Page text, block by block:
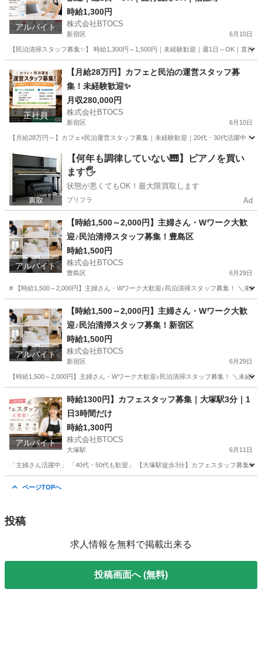
アルバイト
時給1,300円
株式会社BTOCS
新宿区 6月10日
【民泊清掃スタッフ募集✨】 時給1,300円～1,500円｜未経験歓迎｜週1日～OK｜直
清掃
正社員
【月給28万円】カフェと民泊の運営スタッフ募
集！未経験歓迎✨
月収280,000円
株式会社BTOCS
新宿区 6月10日
【月給28万円～】カフェ×民泊運営スタッフ募集｜未経験歓迎｜20代・30代活躍中
東京 新宿区 その他
【何年も調律していない🎹】ピアノを買い
ます🖐️
状態が悪くてもOK！最大限買取します
プリフラ Ad
アルバイト
【時給1,500～2,000円】主婦さん・Wワーク大歓
迎♪民泊清掃スタッフ募集！豊島区
時給1,500円
株式会社BTOCS
豊島区 6月29日
# 【時給1,500～2,000円】主婦さん・Wワーク大歓迎♪民泊清掃スタッフ募集！ ＼未
清掃
アルバイト
【時給1,500～2,000円】主婦さん・Wワーク大歓
迎♪民泊清掃スタッフ募集！新宿区
時給1,500円
株式会社BTOCS
新宿区 6月29日
【時給1,500～2,000円】主婦さん・Wワーク大歓迎♪民泊清掃スタッフ募集！ ＼未経
清掃 スタッフ
アルバイト
時給1300円】カフェスタッフ募集｜大塚駅3分｜1
日3時間だけ
時給1,300円
株式会社BTOCS
大塚駅 6月11日
「主婦さん活躍中」 「40代・50代も歓迎」 【大塚駅徒歩3分】カフェスタッフ募集
ページTOPへ
投稿
求人情報を無料で掲載出来る
投稿画面へ (無料)